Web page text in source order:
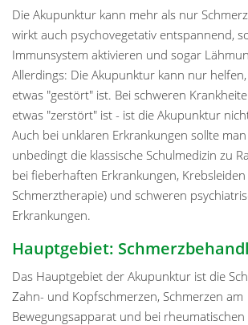
Die Akupunktur kann mehr als nur
wirkt auch psychovegetativ entspannend,
Immunsystem aktivieren und sogar
Allerdings: Die Akupunktur kann nur
etwas "gestört" ist. Bei schweren
etwas "zerstört" ist - ist die Akupunktur
Auch bei unklaren Erkrankungen sollte
unbedingt die klassische Schulmedizin zu
bei fieberhaften Erkrankungen,
Schmerztherapie) und schweren
Erkrankungen.
Hauptgebiet:
Das Hauptgebiet der Akupunktur ist die
Zahn- und Kopfschmerzen, Schmerzen am
Bewegungsapparat und bei rheumatischen